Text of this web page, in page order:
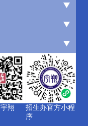
翔
招生办官方小程
序